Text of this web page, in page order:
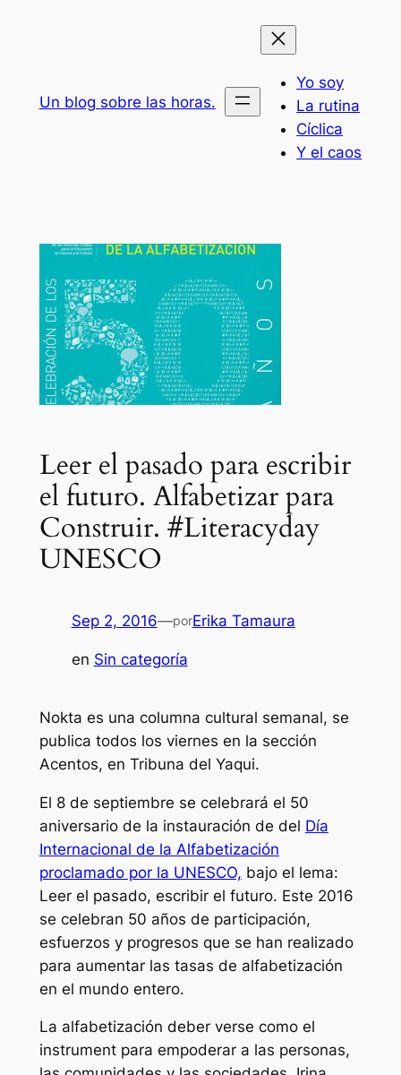
Un blog sobre las horas.
Yo soy
La rutina
Cíclica
Y el caos
Leer el pasado para escribir
el futuro. Alfabetizar para
Construir. #Literacyday
UNESCO
Sep 2, 2016—porErika Tamaura
en Sin categoría
Nokta es una columna cultural semanal, se
publica todos los viernes en la sección
Acentos, en Tribuna del Yaqui.
El 8 de septiembre se celebrará el 50
aniversario de la instauración de del Día
Internacional de la Alfabetización
proclamado por la UNESCO, bajo el lema:
Leer el pasado, escribir el futuro. Este 2016
se celebran 50 años de participación,
esfuerzos y progresos que se han realizado
para aumentar las tasas de alfabetización
en el mundo entero.
La alfabetización deber verse como el
instrument para empoderar a las personas,